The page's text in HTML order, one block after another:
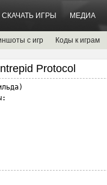
СКАЧАТЬ ИГРЫ МЕДИА
с игр Коды к играм
Protocol